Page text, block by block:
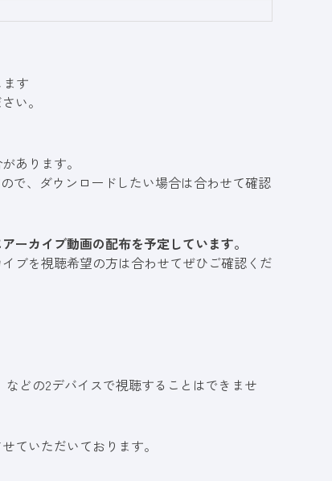
す
い。
あります。
で、ダウンロードしたい場合は合わせて確認
ーカイブ動画の配布を予定しています。
ブを視聴希望の方は合わせてぜひご確認くだ
どの2デバイスで視聴することはできませ
ていただいております。